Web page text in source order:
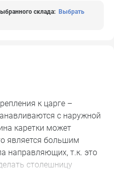
склада: Выбрать
к царге –
с наружной
каретки может
является большим
направляющих, т.к. это
столешницу